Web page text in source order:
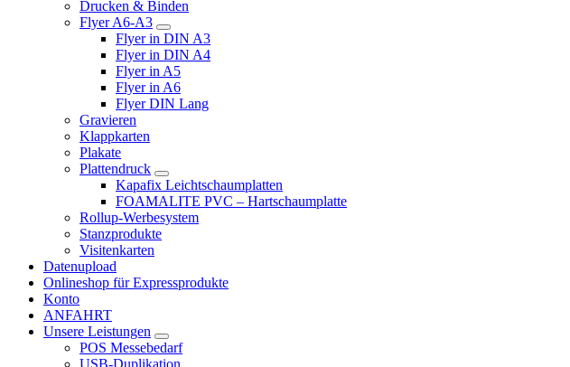
Drucken & Binden
Flyer A6-A3
Flyer in DIN A3
Flyer in DIN A4
Flyer in A5
Flyer in A6
Flyer DIN Lang
Gravieren
Klappkarten
Plakate
Plattendruck
Kapafix Leichtschaumplatten
FOAMALITE PVC – Hartschaumplatte
Rollup-Werbesystem
Stanzprodukte
Visitenkarten
Datenupload
Onlineshop für Expressprodukte
Konto
ANFAHRT
Unsere Leistungen
POS Messebedarf
USB-Duplikation